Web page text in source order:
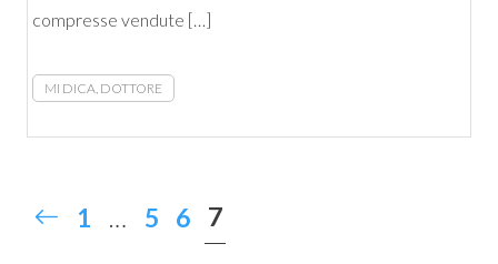
compresse vendute […]
MI DICA, DOTTORE
1 … 5 6 7